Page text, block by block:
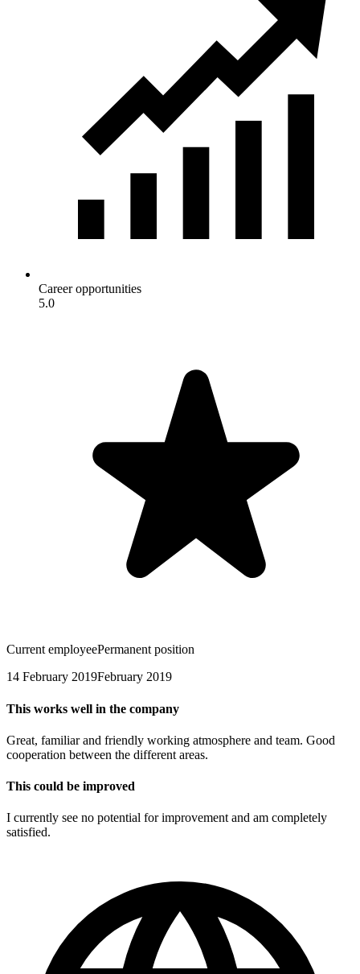
Career opportunities
5.0
Current employeePermanent position
14 February 2019February 2019
This works well in the company
Great, familiar and friendly working atmosphere and team. Good
cooperation between the different areas.
This could be improved
I currently see no potential for improvement and am completely
satisfied.